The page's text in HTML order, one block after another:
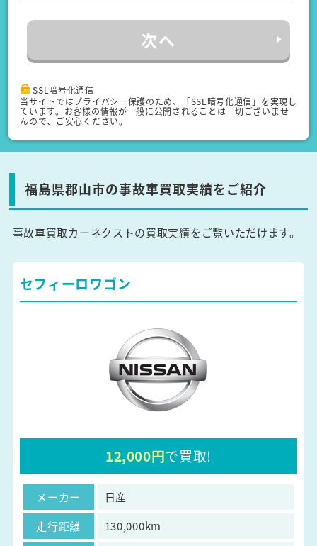
次へ
SSL暗号化通信
当サイトではプライバシー保護のため、「SSL暗号化通信」を実現し
ています。お客様の情報が一般に公開されることは一切ございませ
んので、ご安心ください。
福島県郡山市の事故車買取実績をご紹介
事故車買取カーネクストの買取実績をご覧いただけます。
セフィーロワゴン
12,000円で買取!
メーカー
日産
走行距離
130,000km